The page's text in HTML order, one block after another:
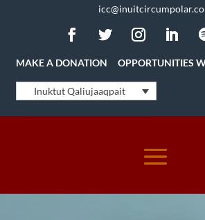
MAKE A DONATION OPPORTUNITIES
Inuktut Qaliujaaqpait